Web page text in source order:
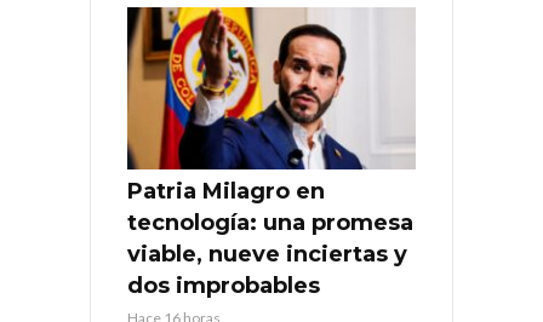
Patria Milagro en
tecnología: una promesa
viable, nueve inciertas y
dos improbables
Hace 16 horas